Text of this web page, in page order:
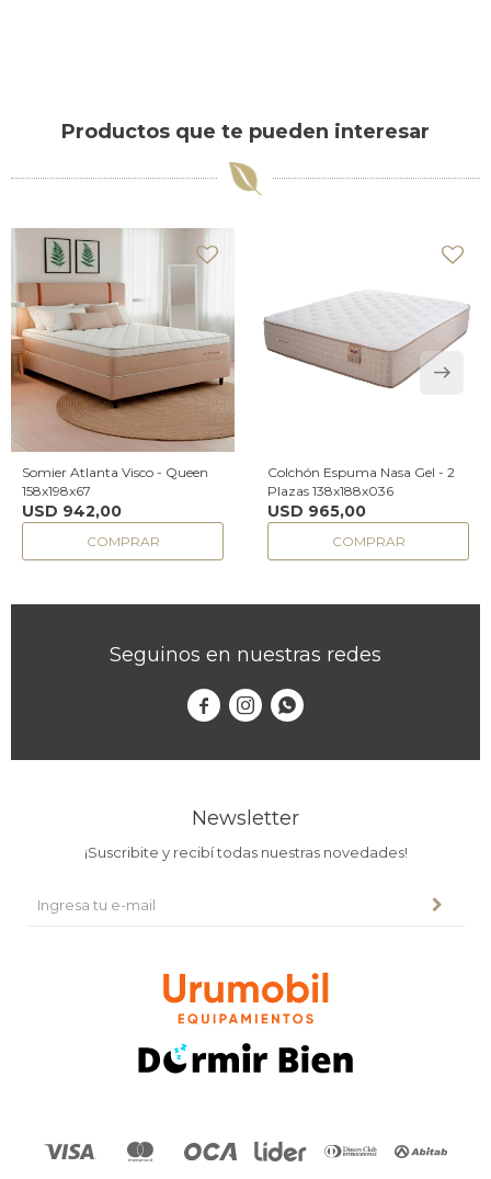
Productos que te pueden interesar
Somier Atlanta Visco - Queen
158x198x67
USD 942,00
Colchón Espuma Nasa Gel - 2
Plazas 138x188x036
USD 965,00
Seguinos en nuestras redes
  
Newsletter
¡Suscribite y recibí todas nuestras novedades!